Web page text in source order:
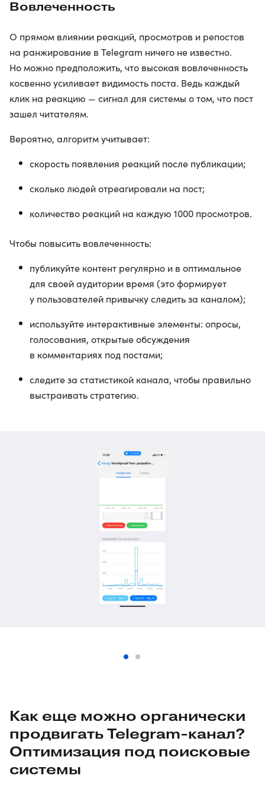
Вовлеченность
О прямом влиянии реакций, просмотров и репостов
на ранжирование в Telegram ничего не известно.
Но можно предположить, что высокая вовлеченность
косвенно усиливает видимость поста. Ведь каждый
клик на реакцию — сигнал для системы о том, что пост
зашел читателям.
Вероятно, алгоритм учитывает:
скорость появления реакций после публикации;
сколько людей отреагировали на пост;
количество реакций на каждую 1000 просмотров.
Чтобы повысить вовлеченность:
публикуйте контент регулярно и в оптимальное
для своей аудитории время (это формирует
у пользователей привычку следить за каналом);
используйте интерактивные элементы: опросы,
голосования, открытые обсуждения
в комментариях под постами;
следите за статистикой канала, чтобы правильно
выстраивать стратегию.
Как еще можно органически
продвигать Telegram-канал?
Оптимизация под поисковые
системы